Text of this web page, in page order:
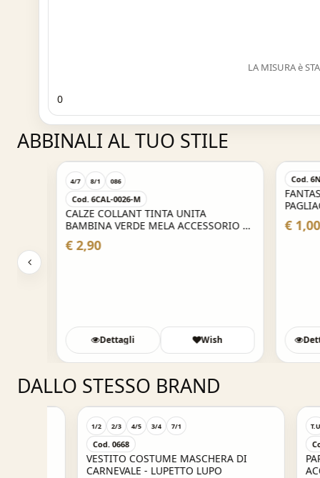
LA MISURA è
0
ABBINALI AL TUO STILE
4/7 8/1 086
Cod. 6CAL-0026-M
CALZE COLLANT TINTA UNITA
BAMBINA VERDE MELA ACCESSORIO DI
CARNEVALE
€ 2,90
Dettagli Wish
Cod.
€ 1,00
DALLO STESSO BRAND
3/4
Cod. 0668
VESTITO COSTUME MASCHERA DI
CARNEVALE - LUPETTO LUPO
009
Cod.